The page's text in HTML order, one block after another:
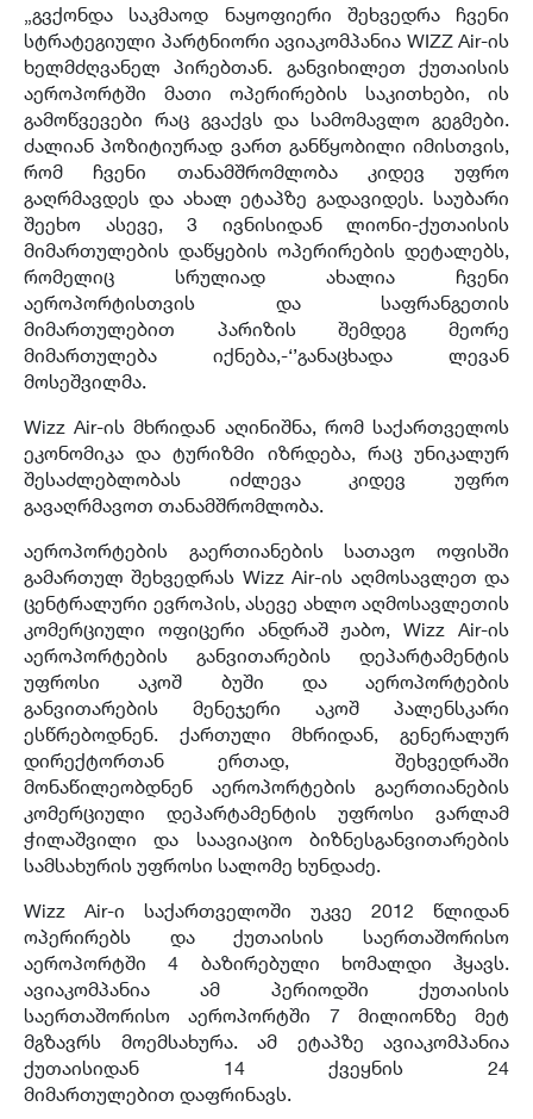
„გვქონდა საკმაოდ ნაყოფიერი შეხვედრა ჩვენი
სტრატეგიული პარტნიორი ავიაკომპანია WIZZ Air-ის
ხელმძღვანელ პირებთან. განვიხილეთ ქუთაისის
აეროპორტში მათი ოპერირების საკითხები, ის
გამოწვევები რაც გვაქვს და სამომავლო გეგმები.
ძალიან პოზიტიურად ვართ განწყობილი იმისთვის,
რომ ჩვენი თანამშრომლობა კიდევ უფრო
გაღრმავდეს და ახალ ეტაპზე გადავიდეს. საუბარი
შეეხო ასევე, 3 ივნისიდან ლიონი-ქუთაისის
მიმართულების დაწყების ოპერირების დეტალებს,
რომელიც სრულიად ახალია ჩვენი
აეროპორტისთვის და საფრანგეთის
მიმართულებით პარიზის შემდეგ მეორე
მიმართულება იქნება,-‘’განაცხადა ლევან
მოსეშვილმა.
Wizz Air-ის მხრიდან აღინიშნა, რომ საქართველოს
ეკონომიკა და ტურიზმი იზრდება, რაც უნიკალურ
შესაძლებლობას იძლევა კიდევ უფრო
გავაღრმავოთ თანამშრომლობა.
აეროპორტების გაერთიანების სათავო ოფისში
გამართულ შეხვედრას Wizz Air-ის აღმოსავლეთ და
ცენტრალური ევროპის, ასევე ახლო აღმოსავლეთის
კომერციული ოფიცერი ანდრაშ ჟაბო, Wizz Air-ის
აეროპორტების განვითარების დეპარტამენტის
უფროსი აკოშ ბუში და აეროპორტების
განვითარების მენეჯერი აკოშ პალენსკარი
ესწრებოდნენ. ქართული მხრიდან, გენერალურ
დირექტორთან ერთად, შეხვედრაში
მონაწილეობდნენ აეროპორტების გაერთიანების
კომერციული დეპარტამენტის უფროსი ვარლამ
ჭილაშვილი და საავიაციო ბიზნესგანვითარების
სამსახურის უფროსი სალომე ხუნდაძე.
Wizz Air-ი საქართველოში უკვე 2012 წლიდან
ოპერირებს და ქუთაისის საერთაშორისო
აეროპორტში 4 ბაზირებული ხომალდი ჰყავს.
ავიაკომპანია ამ პერიოდში ქუთაისის
საერთაშორისო აეროპორტში 7 მილიონზე მეტ
მგზავრს მოემსახურა. ამ ეტაპზე ავიაკომპანია
ქუთაისიდან 14 ქვეყნის 24
მიმართულებით დაფრინავს.